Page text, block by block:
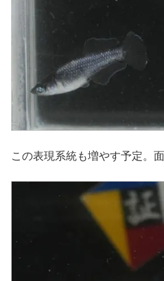
この表現系統も増やす予定。